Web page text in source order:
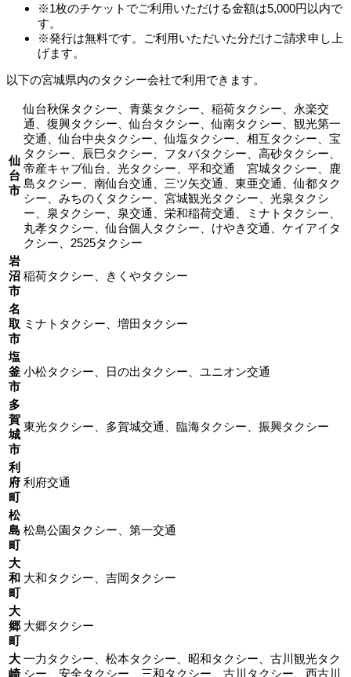
※1枚のチケットでご利用いただける金額は5,000円以内で
す。
※発行は無料です。ご利用いただいた分だけご請求申し上
げます。
以下の宮城県内のタクシー会社で利用できます。
仙
台
市
仙台秋保タクシー、青葉タクシー、稲荷タクシー、永楽交
通、復興タクシー、仙台タクシー、仙南タクシー、観光第一
交通、仙台中央タクシー、仙塩タクシー、相互タクシー、宝
タクシー、辰巳タクシー、フタバタクシー、高砂タクシー、
帝産キャブ仙台、光タクシー、平和交通 宮城タクシー、鹿
島タクシー、南仙台交通、三ツ矢交通、東亜交通、仙都タク
シー、みちのくタクシー、宮城観光タクシー、光泉タクシ
ー、泉タクシー、泉交通、栄和稲荷交通、ミナトタクシー、
丸孝タクシー、仙台個人タクシー、けやき交通、ケイアイタ
クシー、2525タクシー
岩
沼
市
稲荷タクシー、きくやタクシー
名
取
市
ミナトタクシー、増田タクシー
塩
釜
市
小松タクシー、日の出タクシー、ユニオン交通
多
賀
城
市
東光タクシー、多賀城交通、臨海タクシー、振興タクシー
利
府
町
利府交通
松
島
町
松島公園タクシー、第一交通
大
和
町
大和タクシー、吉岡タクシー
大
郷
町
大郷タクシー
大
崎
一力タクシー、松本タクシー、昭和タクシー、古川観光タク
シー、安全タクシー、三和タクシー、古川タクシー、西古川